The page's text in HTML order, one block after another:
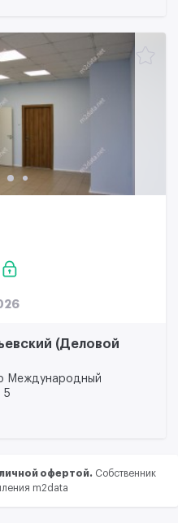
(Деловой
Международный
5
офертой. Собственник
m2data